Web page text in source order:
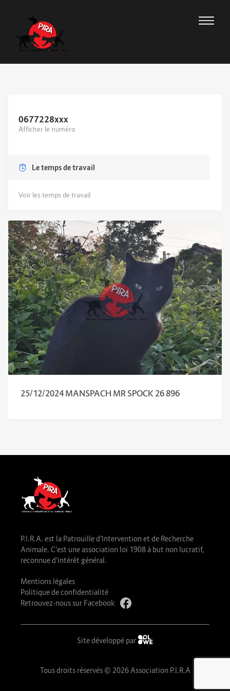
0677228xxx
Afficher le numéro
Le temps de travail
Voir les temps de travail
25/12/2024 MANSPACH MR SPOCK 26 896
P.I.R.A. est la Patrouille d’Intervention et de Recherche
Animale. C’est une association loi 1908 à but non lucratif,
reconnue d’intérêt général.
Mentions légales
Politique de confidentialité
Retrouvez-nous sur Facebook
Site développé par
Tous droits réservés © 2026 Association P.I.R.A